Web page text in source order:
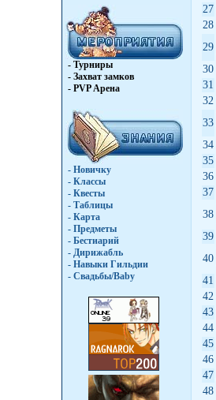
- Турниры
- Захват замков
- PVP Арена
- Новичку
- Классы
- Квесты
- Таблицы
- Карта
- Предметы
- Бестиарий
- Дирижабль
- Навыки Гильдии
- Свадьбы/Baby
27
28
29
30
31
32
33
34
35
36
37
38
39
40
41
42
43
44
45
46
47
48